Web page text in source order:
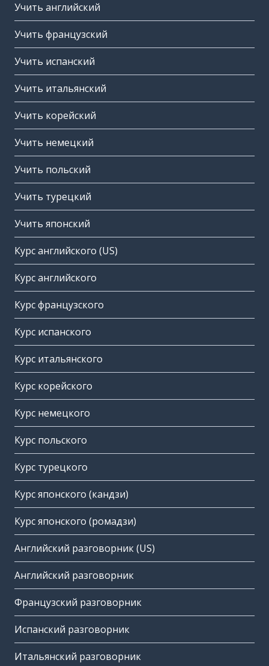
Учить английский
Учить французский
Учить испанский
Учить итальянский
Учить корейский
Учить немецкий
Учить польский
Учить турецкий
Учить японский
Курс английского (US)
Курс английского
Курс французского
Курс испанского
Курс итальянского
Курс корейского
Курс немецкого
Курс польского
Курс турецкого
Курс японского (кандзи)
Курс японского (ромадзи)
Английский разговорник (US)
Английский разговорник
Французский разговорник
Испанский разговорник
Итальянский разговорник